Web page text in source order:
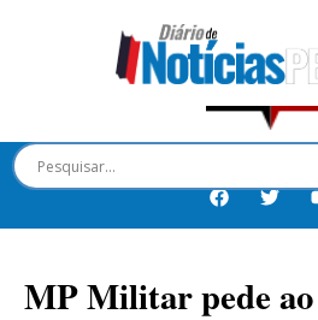
MP Militar pede